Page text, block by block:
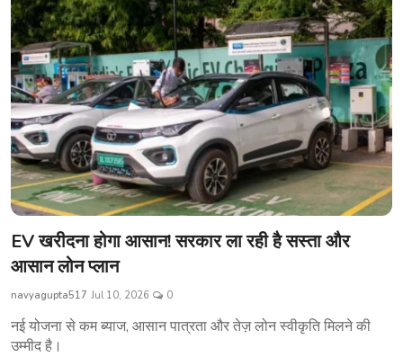
EV खरीदना होगा आसान! सरकार ला रही है सस्ता और
आसान लोन प्लान
navyagupta517 Jul 10, 2026 0
नई योजना से कम ब्याज, आसान पात्रता और तेज़ लोन स्वीकृति मिलने की
उम्मीद है।